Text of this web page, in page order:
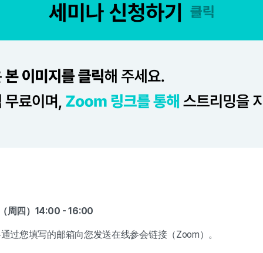
周四）14:00 - 16:00
过您填写的邮箱向您发送在线参会链接（Zoom）。